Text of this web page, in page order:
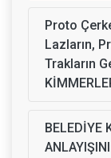
Proto
Lazların,
Trakların
BELEDİYE